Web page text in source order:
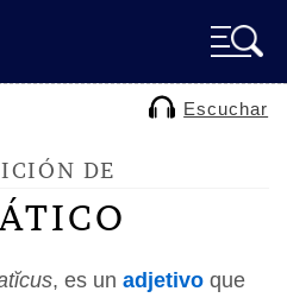
Escuchar
DE
, es un adjetivo que